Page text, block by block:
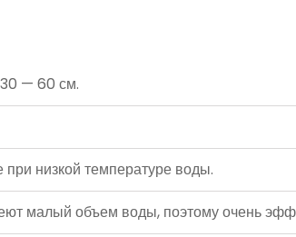
— 60 см.
низкой температуре воды.
объем воды, поэтому очень